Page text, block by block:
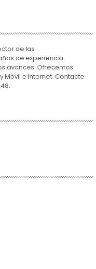
de las
de experiencia.
avances. Ofrecemos
Móvil e Internet. Contacte